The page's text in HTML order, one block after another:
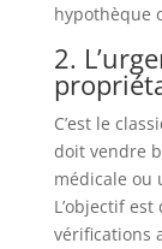
hypothèque
2.
C’est le
doit vendre
médicale ou
L’objectif
vérifications